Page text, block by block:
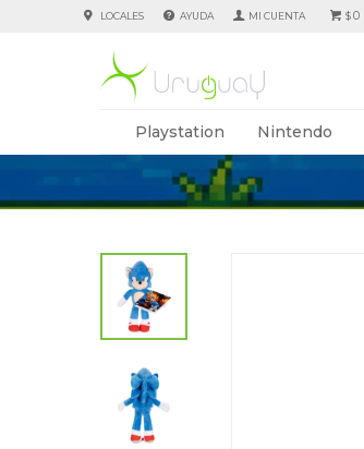
Playstation Nintendo
$0
LOCALES AYUDA